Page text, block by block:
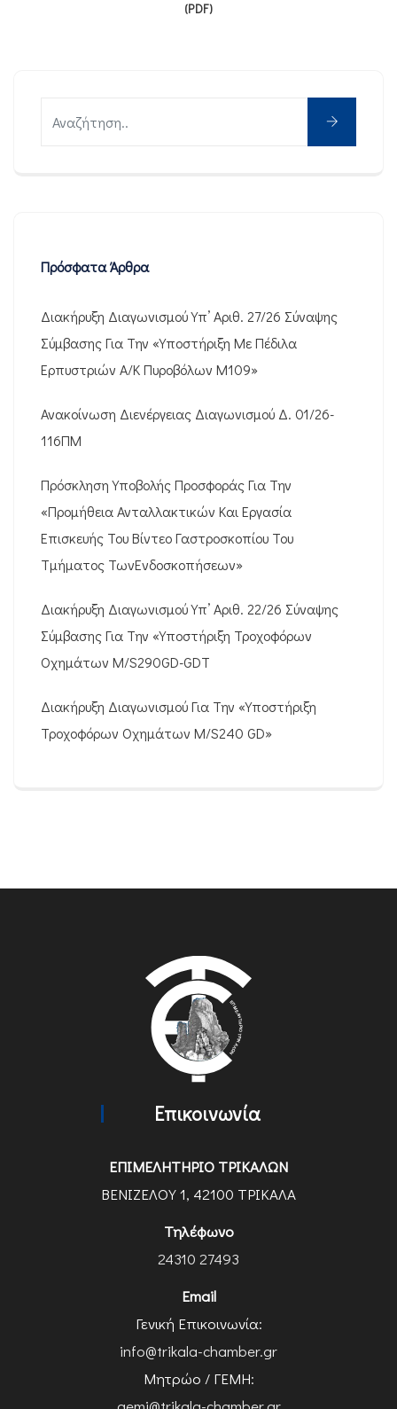
(PDF)
Πρόσφατα Άρθρα
Διακήρυξη Διαγωνισμού Υπ’ Αριθ. 27/26 Σύναψης
Σύμβασης Για Την «Υποστήριξη Με Πέδιλα
Ερπυστριών Α/Κ Πυροβόλων M109»
Ανακοίνωση Διενέργειας Διαγωνισμού Δ. 01/26-
116ΠΜ
Πρόσκληση Υποβολής Προσφοράς Για Την
«Προμήθεια Ανταλλακτικών Και Εργασία
Επισκευής Του Βίντεο Γαστροσκοπίου Του
Τμήματος ΤωνΕνδοσκοπήσεων»
Διακήρυξη Διαγωνισμού Υπ’ Αριθ. 22/26 Σύναψης
Σύμβασης Για Την «Υποστήριξη Τροχοφόρων
Οχημάτων M/S290GD-GDT
Διακήρυξη Διαγωνισμού Για Την «Υποστήριξη
Τροχοφόρων Οχημάτων M/S240 GD»
Επικοινωνία
ΕΠΙΜΕΛΗΤΗΡΙΟ ΤΡΙΚΑΛΩΝ
ΒΕΝΙΖΕΛΟΥ 1, 42100 ΤΡΙΚΑΛΑ
Τηλέφωνο
24310 27493
Email
Γενική Επικοινωνία:
info@trikala-chamber.gr
Μητρώο / ΓΕΜΗ: